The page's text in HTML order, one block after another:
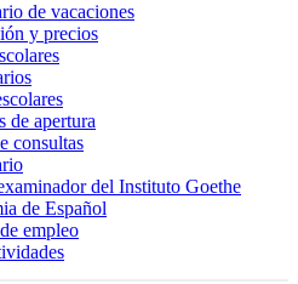
de vacaciones
y precios
de apertura
consultas
del Instituto Goethe
de Español
empleo